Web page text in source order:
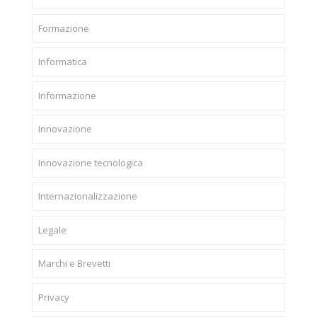
Formazione
Informatica
Informazione
Innovazione
Innovazione tecnologica
Internazionalizzazione
Legale
Marchi e Brevetti
Privacy